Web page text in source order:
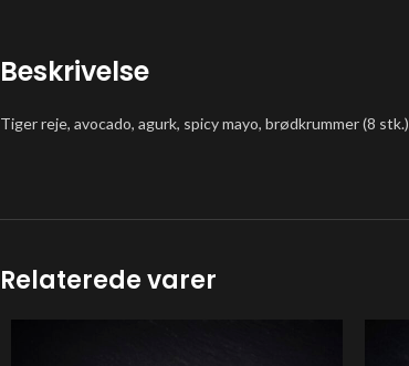
Beskrivelse
Tiger reje, avocado, agurk, spicy mayo, brødkrummer (8 stk.)
Relaterede varer